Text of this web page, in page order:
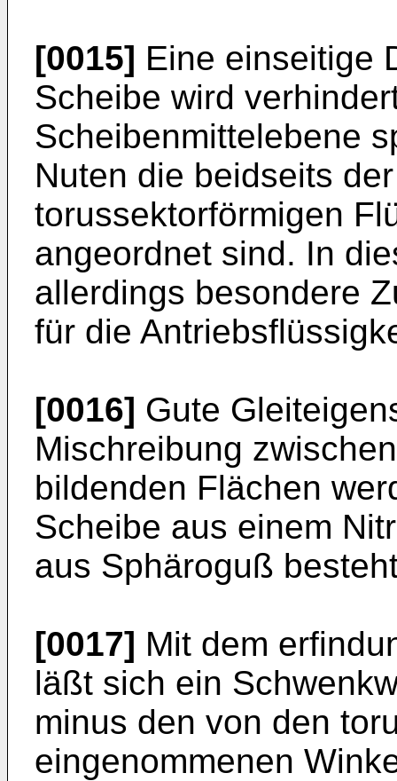
[0015] Eine einseitige
Scheibe wird
Scheibenmittelebene
Nuten die beidseits
torussektorförmigen
angeordnet sind. In
allerdings besondere
für die
[0016] Gute
Mischreibung
bildenden Flächen
Scheibe aus einem
aus Sphäroguß
[0017] Mit dem
läßt sich ein
minus den von den
eingenommenen